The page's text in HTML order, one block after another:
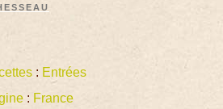
: Entrées
: France